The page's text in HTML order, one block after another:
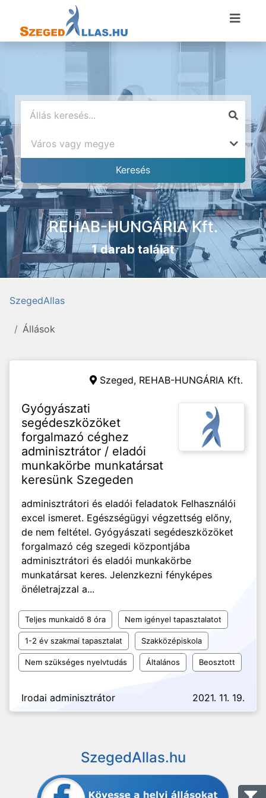
REHAB-HUNGÁRIA Kft.
1 darab találat
SzegedAllas
Állások
Szeged, REHAB-HUNGÁRIA Kft.
Gyógyászati
segédeszközöket
forgalmazó céghez
adminisztrátor / eladói
munkakörbe munkatársat
keresünk Szegeden
adminisztrátori és eladói feladatok Felhasználói
excel ismeret. Egészségügyi végzettség előny,
de nem feltétel. Gyógyászati segédeszközöket
forgalmazó cég szegedi központjába
adminisztrátori és eladói munkakörbe
munkatársat keres. Jelenzkezni fényképes
önéletrajzzal a...
Teljes munkaidő 8 óra Nem igényel tapasztalatot
1-2 év szakmai tapasztalat Szakközépiskola
Nem szükséges nyelvtudás Általános Beosztott
Irodai adminisztrátor 2021. 11. 19.
SzegedAllas.hu